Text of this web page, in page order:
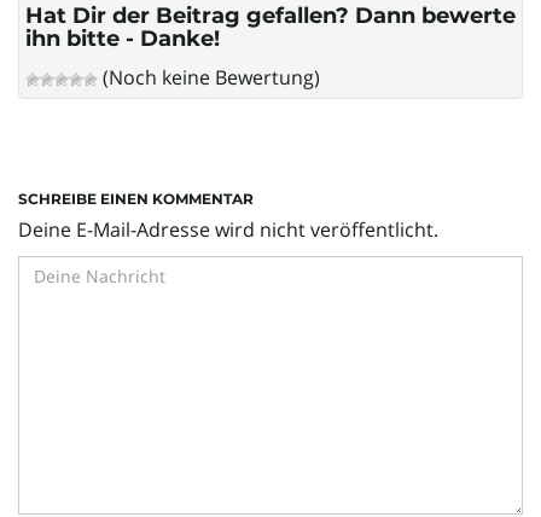
Hat Dir der Beitrag gefallen? Dann bewerte
ihn bitte - Danke!
(Noch keine Bewertung)
SCHREIBE EINEN KOMMENTAR
Deine E-Mail-Adresse wird nicht veröffentlicht.